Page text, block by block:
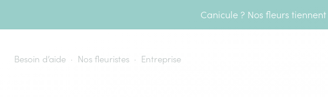
Canicule ? Nos fleurs
Besoin d’aide Nos fleuristes Entreprise